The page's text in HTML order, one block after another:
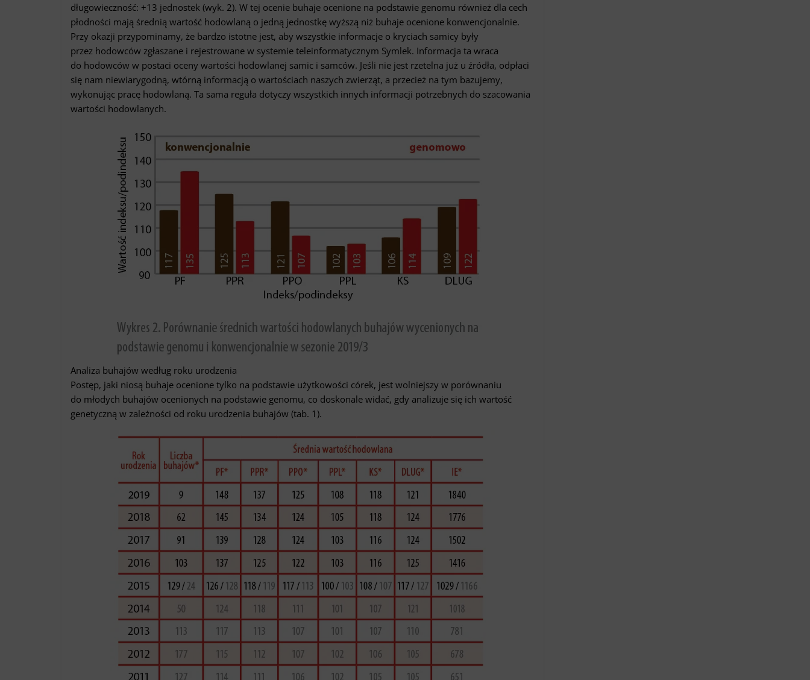
długowieczność: +13 jednostek (wyk. 2). W tej ocenie buhaje ocenione na podstawie genomu również dla cech
płodności mają średnią wartość hodowlaną o jedną jednostkę wyższą niż buhaje ocenione konwencjonalnie.
Przy okazji przypominamy, że bardzo istotne jest, aby wszystkie informacje o kryciach samicy były
przez hodowców zgłaszane i rejestrowane w systemie teleinformatycznym Symlek. Informacja ta wraca
do hodowców w postaci oceny wartości hodowlanej samic i samców. Jeśli nie jest rzetelna już u źródła, odpłaci
się nam niewiarygodną, wtórną informacją o wartościach naszych zwierząt, a przecież na tym bazujemy,
wykonując pracę hodowlaną. Ta sama reguła dotyczy wszystkich innych informacji potrzebnych do szacowania
wartości hodowlanych.
Analiza buhajów według roku urodzenia
Postęp, jaki niosą buhaje ocenione tylko na podstawie użytkowości córek, jest wolniejszy w porównaniu
do młodych buhajów ocenionych na podstawie genomu, co doskonale widać, gdy analizuje się ich wartość
genetyczną w zależności od roku urodzenia buhajów (tab. 1).